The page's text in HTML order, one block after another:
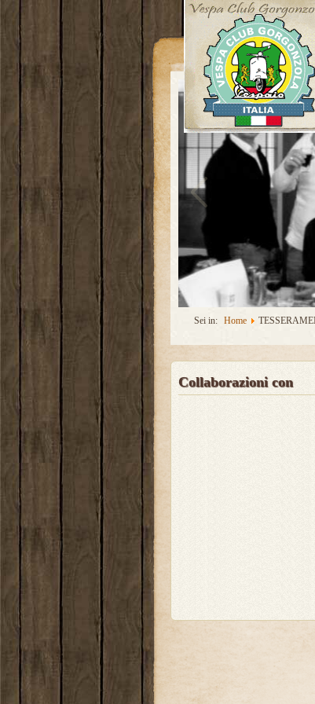
Sei in: Home
Collaborazioni con